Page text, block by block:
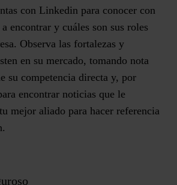
con Linkedin para conocer con
encontrar y cuáles son sus roles
Observa las fortalezas y
en su mercado, tomando nota
su competencia directa y, por
encontrar noticias que le
mejor aliado para hacer referencia